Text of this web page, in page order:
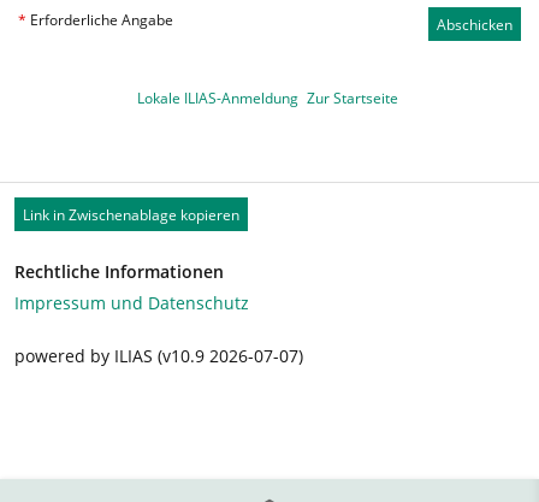
* Erforderliche Angabe Abschicken
Lokale ILIAS-Anmeldung Zur Startseite
Link in Zwischenablage kopieren
Rechtliche Informationen
Impressum und Datenschutz
powered by ILIAS (v10.9 2026-07-07)